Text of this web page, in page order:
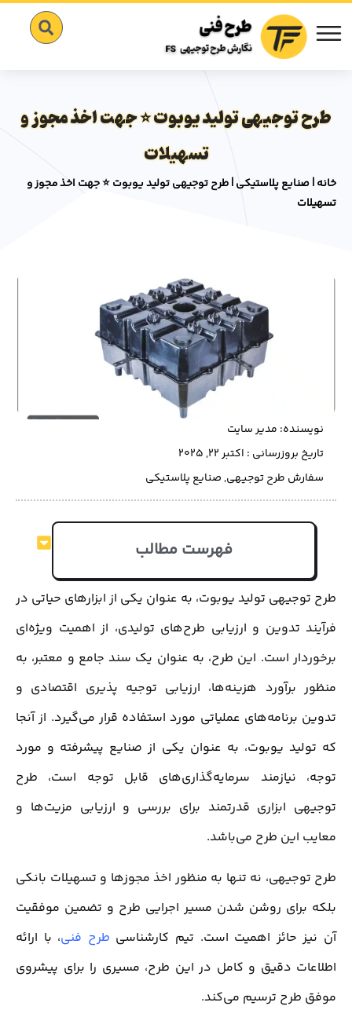
طرح توجیهی تولید یوبوت ⭐️ جهت اخذ مجوز و
تسهیلات
خانه|صنایع پلاستیکی|طرح توجیهی تولید یوبوت ⭐️ جهت اخذ مجوز و
تسهیلات
نویسنده: مدیر سایت
تاریخ بروزرسانی : اکتبر 22, 2025
سفارش طرح توجیهی,صنایع پلاستیکی
فهرست مطالب
طرح توجیهی تولید یوبوت، به عنوان یکی از ابزارهای حیاتی در
فرآیند تدوین و ارزیابی طرح‌های تولیدی، از اهمیت ویژه‌ای
برخوردار است. این طرح، به عنوان یک سند جامع و معتبر، به
منظور برآورد هزینه‌ها، ارزیابی توجیه پذیری اقتصادی و
تدوین برنامه‌های عملیاتی مورد استفاده قرار می‌گیرد. از آنجا
که تولید یوبوت، به عنوان یکی از صنایع پیشرفته و مورد
توجه، نیازمند سرمایه‌گذاری‌های قابل توجه است، طرح
توجیهی ابزاری قدرتمند برای بررسی و ارزیابی مزیت‌ها و
معایب این طرح می‌باشد.
طرح توجیهی، نه تنها به منظور اخذ مجوزها و تسهیلات بانکی
بلکه برای روشن شدن مسیر اجرایی طرح و تضمین موفقیت
آن نیز حائز اهمیت است. تیم کارشناسی طرح فنی، با ارائه
اطلاعات دقیق و کامل در این طرح، مسیری را برای پیشروی
موفق طرح ترسیم می‌کند.